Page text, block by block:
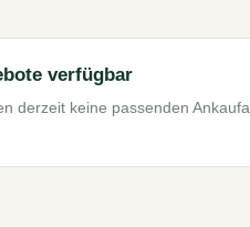
verfügbar
derzeit keine passenden